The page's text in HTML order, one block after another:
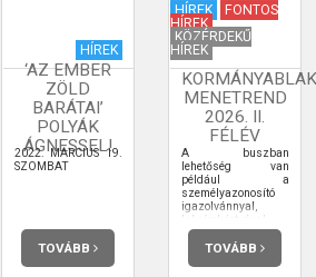
HÍREK
‘AZ EMBER
ZÖLD
BARÁTAI’
POLYÁK
ÁGNESSEL!
2022. MÁRCIUS 19.
SZOMBAT
TOVÁBB
HÍREK
FONTOS
HÍREK
KÖZÉRDEKŰ
HÍREK
MENETREND
2026. II.
FÉLÉV
A buszban
lehetőség van
például a
személyazonosító
igazolvánnyal,
lakcímkártyával,
útlevéllel, vezetői
engedéllyel
kapcsolatos
TOVÁBB